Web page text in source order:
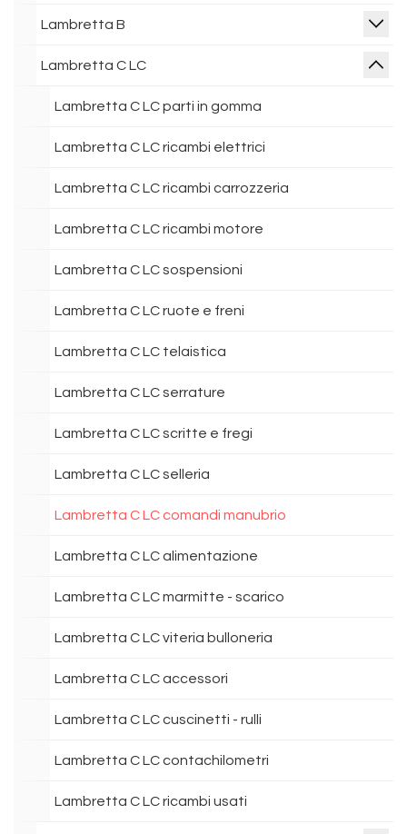
Lambretta B
Lambretta C LC
Lambretta C LC parti in gomma
Lambretta C LC ricambi elettrici
Lambretta C LC ricambi carrozzeria
Lambretta C LC ricambi motore
Lambretta C LC sospensioni
Lambretta C LC ruote e freni
Lambretta C LC telaistica
Lambretta C LC serrature
Lambretta C LC scritte e fregi
Lambretta C LC selleria
Lambretta C LC comandi manubrio
Lambretta C LC alimentazione
Lambretta C LC marmitte - scarico
Lambretta C LC viteria bulloneria
Lambretta C LC accessori
Lambretta C LC cuscinetti - rulli
Lambretta C LC contachilometri
Lambretta C LC ricambi usati